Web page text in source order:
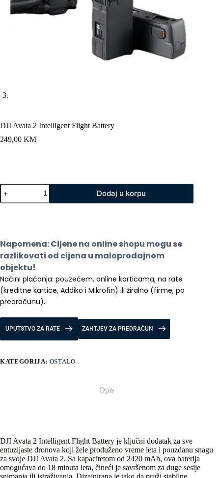
DJI Avata 2 Intelligent Flight Battery
249,00 KM
DJI
Avata
2
Dodaj u korpu
Napomena: Cijene na online shopu mogu se
razlikovati od cijena u maloprodajnom
objektu!
Načini plaćanja: pouzećem, online karticama, na rate
(kreditne kartice, Addiko i Mikrofin) ili žiralno (firme, po
predračunu).
UPUTSTVO ZA RATE ZAHTJEV ZA PREDRAČUN
KATEGORIJA: OSTALO
Opis
DJI Avata 2 Intelligent Flight Battery je ključni dodatak za sve
entuzijaste dronova koji žele produženo vreme leta i pouzdanu snagu
za svoje DJI Avata 2. Sa kapacitetom od 2420 mAh, ova baterija
omogućava do 18 minuta leta, čineći je savršenom za duge sesije